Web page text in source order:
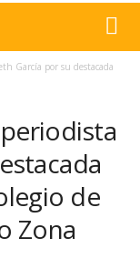
García por su destacada
de
Zona